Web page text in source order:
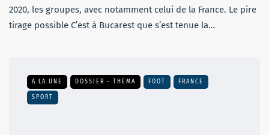
2020, les groupes, avec notamment celui de la France. Le pire
tirage possible C’est à Bucarest que s’est tenue la…
A LA UNE DOSSIER - THEMA FOOT FRANCE
SPORT